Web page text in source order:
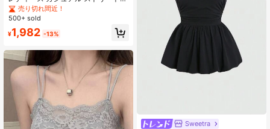
ァッション シャツ、ルーズフィット
カラーシャツ、ポケット付き前ボタ
着に優雅、春夏 ブラック
売り切れ間近！
500+ sold
¥1,982 -13%
Sweetra
#1 ベストセラー